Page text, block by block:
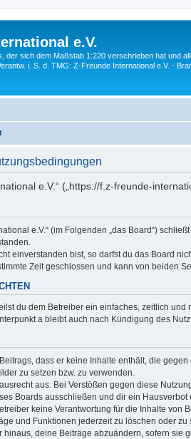
e.V.
der sich dem Maßstab 1:220 verschrieben hat und
i. S. d. TMG: Z-Freunde International e.V. -
e.V.“ („https://f.z-freunde-
e.V.“ (im Folgenden „das Board“)
einverstanden bist, so darfst du das Board
Zeit geschlossen und kann von beiden
du dem Betreiber ein einfaches, zeitlich
a bleibt auch nach Kündigung des
dass er keine Inhalte enthält, die
zu setzen bzw. zu verwenden.
aus. Bei Verstößen gegen diese
Boards ausschließen und dir ein Hausverbot
keine Verantwortung für die Inhalte
und Funktionen jederzeit zu löschen oder zu
hinaus, deine Beiträge abzuändern, sofern